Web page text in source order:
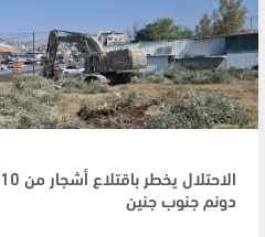
دونم جنوب جنين